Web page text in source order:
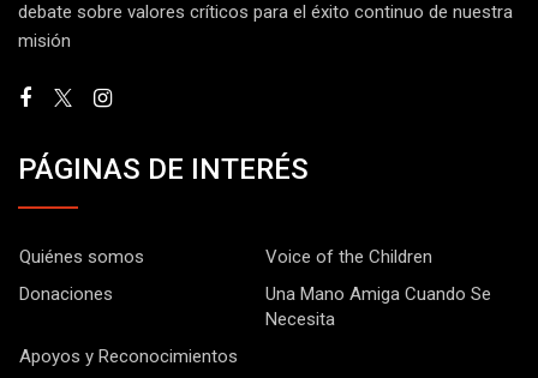
debate sobre valores críticos para el éxito continuo de nuestra
misión
PÁGINAS DE INTERÉS
Quiénes somos
Voice of the Children
Donaciones
Una Mano Amiga Cuando Se
Necesita
Apoyos y Reconocimientos